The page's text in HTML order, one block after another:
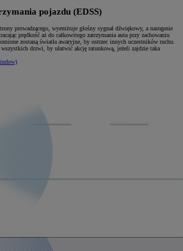
pojazdu (EDSS)
prowadzącego, wyemituje głośny sygnał dźwiękowy, a następnie
prędkość aż do całkowitego zatrzymania auta przy zachowaniu
zostaną światła awaryjne, by ostrzec innych uczestników ruchu.
drzwi, by ułatwić akcję ratunkową, jeżeli zajdzie taka